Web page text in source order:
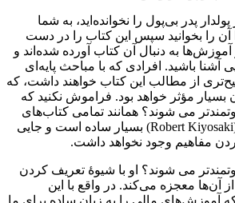
پدر بی‌پول را نخوانده‌اید، به شما
آن را بخوانید سپس این کتاب را در دست
به دنبال آن کتاب آورده شده‌اند و
آشنا باشید. افرادی که با مباحث پایه‌ای
از مطالب این کتاب خواهند داشت، که
مؤثر خواهد بود. فراموش نکنید که
می شوند؟ همانند تمامی کتاب‌های
قبلی رابرت کیوساکی (Robert Kiyosaki) بسیار ساده است و جایی
مفاهیم وجود نخواهد داشت.
می شوند؟ او با شیوۀ تعریف کردن
آن‌ها معجزه می‌کند. در واقع با این
آموزش‌های مالی را به زبان ساده برای ما